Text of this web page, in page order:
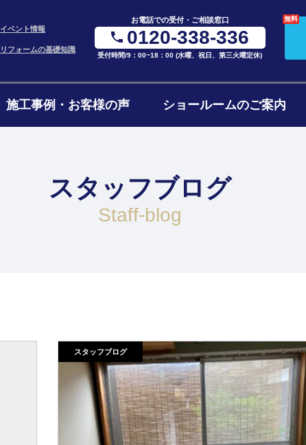
イベント情報
リフォームの基礎知識
お電話での受付・ご相談窓口
0120-338-336
受付時間/9：00~18：00 (水曜、祝日、第三火曜定休)
無料
1階・まるごとリノベ
リフォームの流れ
施工事例・お客様の声 ショールームのご案内
スタッフブログ
staff-blog
スタッフブログ